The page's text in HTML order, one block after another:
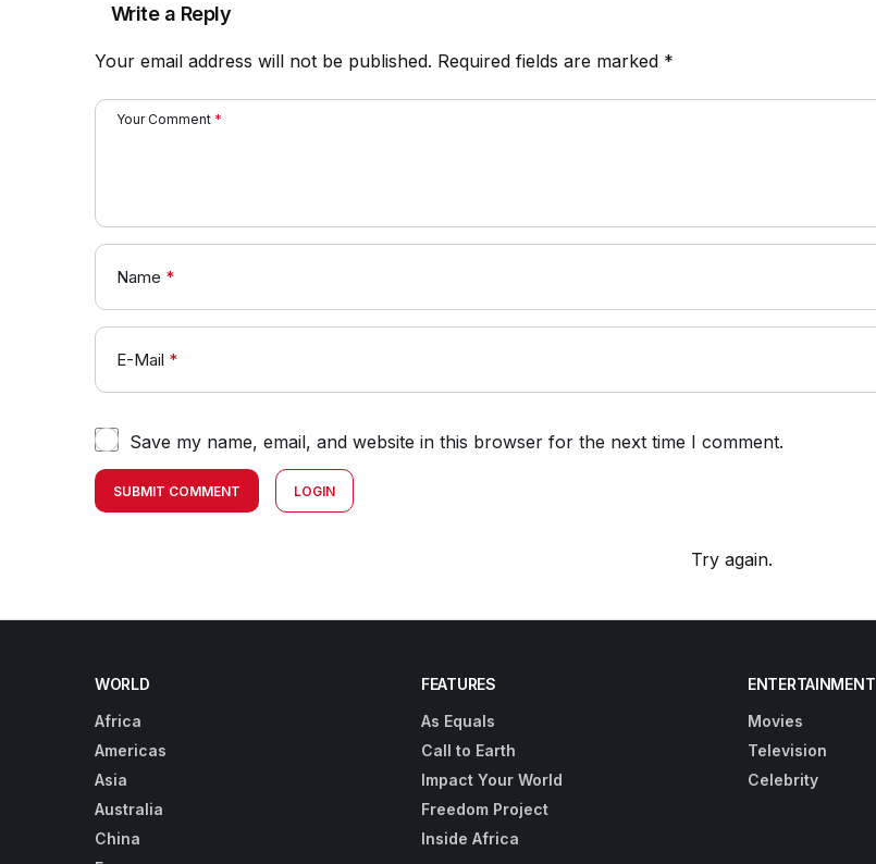
Write a Reply
Your email address will not be published. Required fields are marked *
Your Comment *
Name *
E-Mail *
Save my name, email, and website in this browser for the next time I comment.
SUBMIT COMMENT LOGIN
Try again.
WORLD
Africa
Americas
Asia
Australia
China
FEATURES
As Equals
Call to Earth
Impact Your World
Freedom Project
Inside Africa
ENTERTAINMENT
Movies
Television
Celebrity